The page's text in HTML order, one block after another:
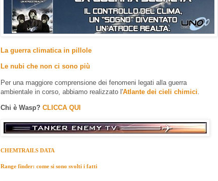
La guerra climatica in pillole
Le nubi che non ci sono più
Per una maggiore comprensione dei fenomeni legati alla guerra
ambientale in corso, abbiamo realizzato l'Atlante dei cieli chimici
Chi è Wasp? CLICCA QUI
CHEMTRAILS DATA
Range finder: come si sono svolti i fatti